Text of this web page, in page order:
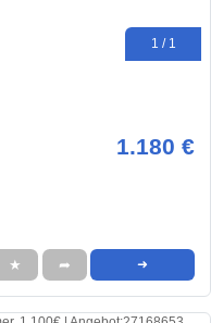
1 / 1
1.180 €
★ ➦ ➜